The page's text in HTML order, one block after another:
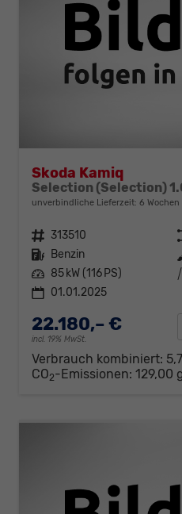
Skoda Kamiq
unverbindliche Lieferzeit: 6 Wochen
Fahrzeugnr. 313510
Kraftstoff Benzin
Leistung 85 kW (116 PS)
01.01.2025
22.180,– €
incl. 19% MwSt.
Verbrauch kombiniert:
CO2-Emissionen: 129,00